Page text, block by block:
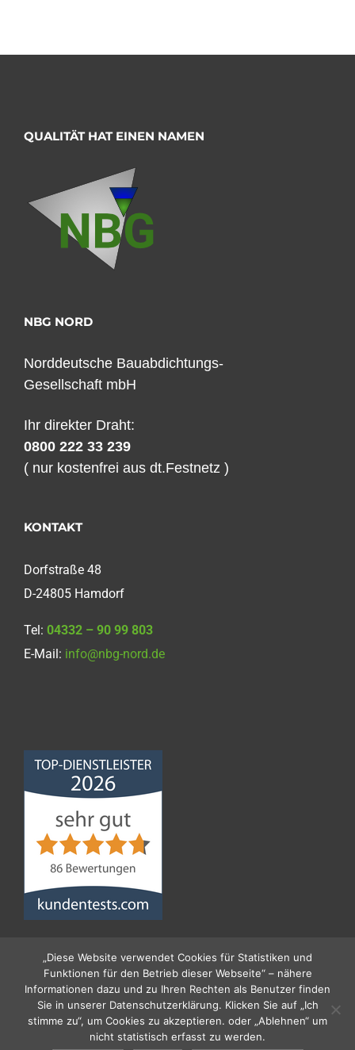
QUALITÄT HAT EINEN NAMEN
NBG NORD
Norddeutsche Bauabdichtungs-
Gesellschaft mbH
Ihr direkter Draht:
0800 222 33 239
( nur kostenfrei aus dt.Festnetz )
KONTAKT
Dorfstraße 48
D-24805 Hamdorf
Tel: 04332 – 90 99 803
E-Mail: info@nbg-nord.de
Norddeutsche
Bauabdichtungsgesellschaft
mbH
von 5
86Bewertungen
„Diese Website verwendet Cookies für Statistiken und
Funktionen für den Betrieb dieser Webseite“ – nähere
Informationen dazu und zu Ihren Rechten als Benutzer finden
Sie in unserer Datenschutzerklärung. Klicken Sie auf „Ich
stimme zu“, um Cookies zu akzeptieren. oder „Ablehnen“ um
nicht statistisch erfasst zu werden.